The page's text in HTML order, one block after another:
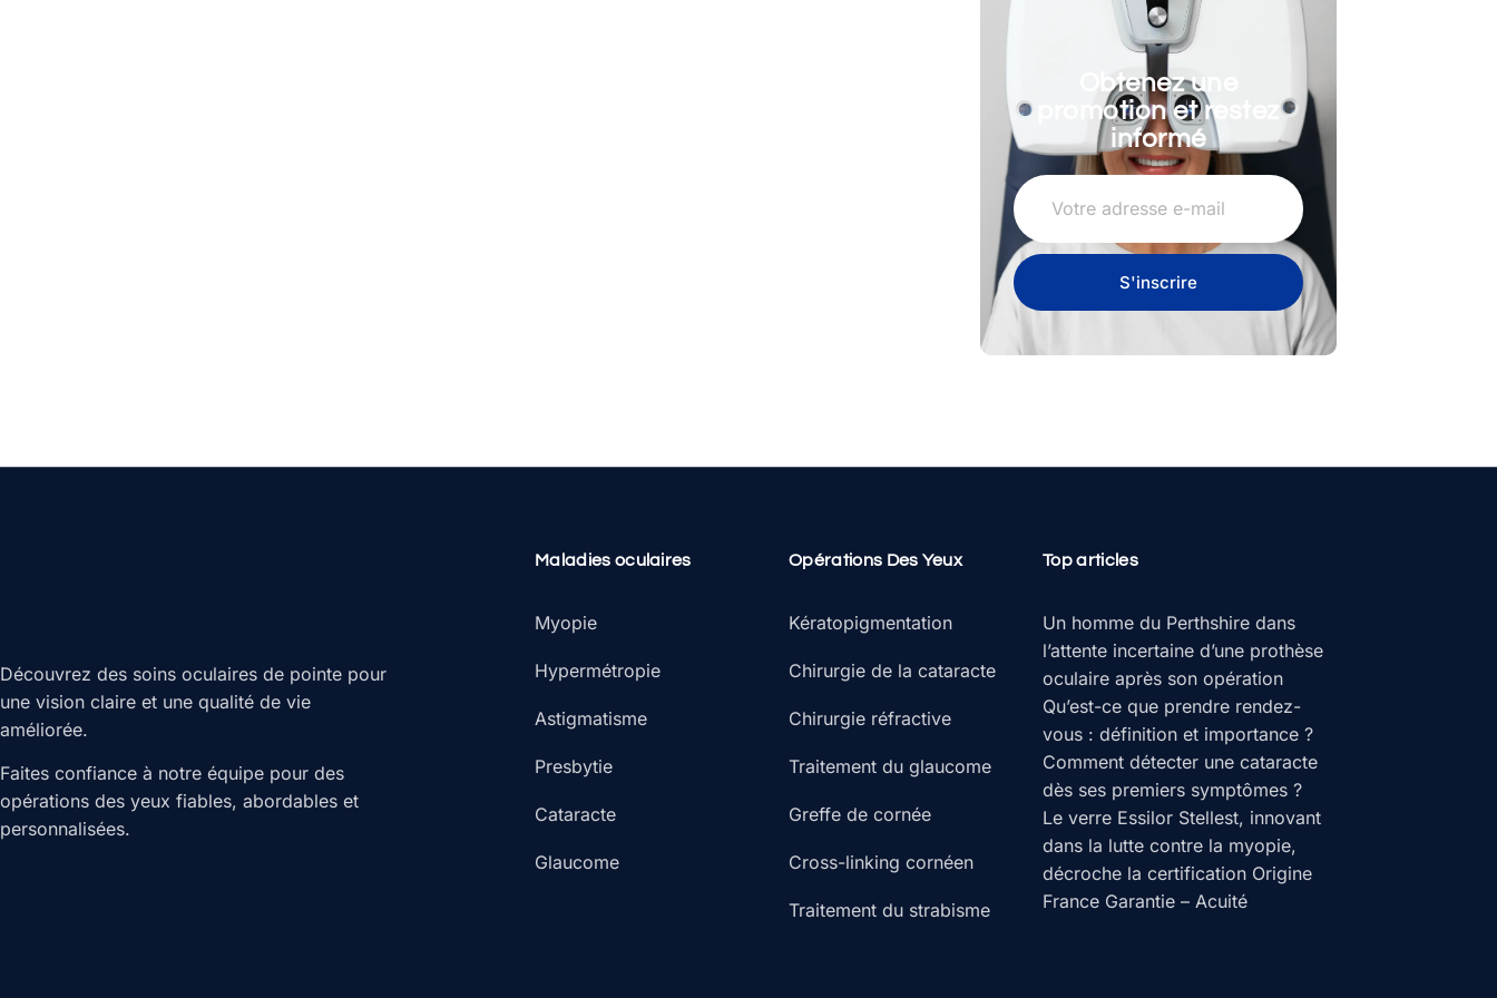
Obtenez une
promotion et restez
informé
S'inscrire
Découvrez des soins oculaires de pointe pour
une vision claire et une qualité de vie
améliorée.
Faites confiance à notre équipe pour des
opérations des yeux fiables, abordables et
personnalisées.
Maladies oculaires
Myopie
Hypermétropie
Astigmatisme
Presbytie
Cataracte
Glaucome
Opérations Des Yeux
Kératopigmentation
Chirurgie de la cataracte
Chirurgie réfractive
Traitement du glaucome
Greffe de cornée
Cross-linking cornéen
Traitement du strabisme
Top articles
Un homme du Perthshire dans
l’attente incertaine d’une prothèse
oculaire après son opération
Qu’est-ce que prendre rendez-
vous : définition et importance ?
Comment détecter une cataracte
dès ses premiers symptômes ?
Le verre Essilor Stellest, innovant
dans la lutte contre la myopie,
décroche la certification Origine
France Garantie – Acuité